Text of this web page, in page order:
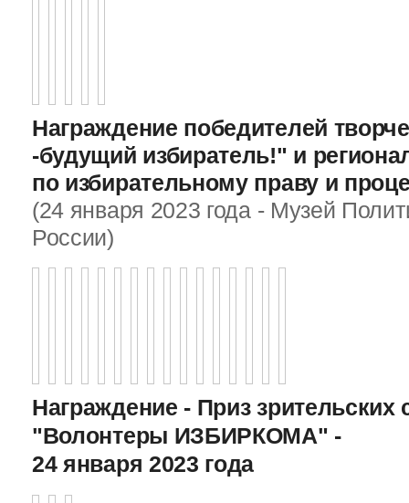
Награждение победителей
-будущий избиратель!" и
по избирательному праву и
(24 января 2023 года - Музей
России)
Награждение - Приз зрительских
"Волонтеры ИЗБИРКОМА" -
24 января 2023 года